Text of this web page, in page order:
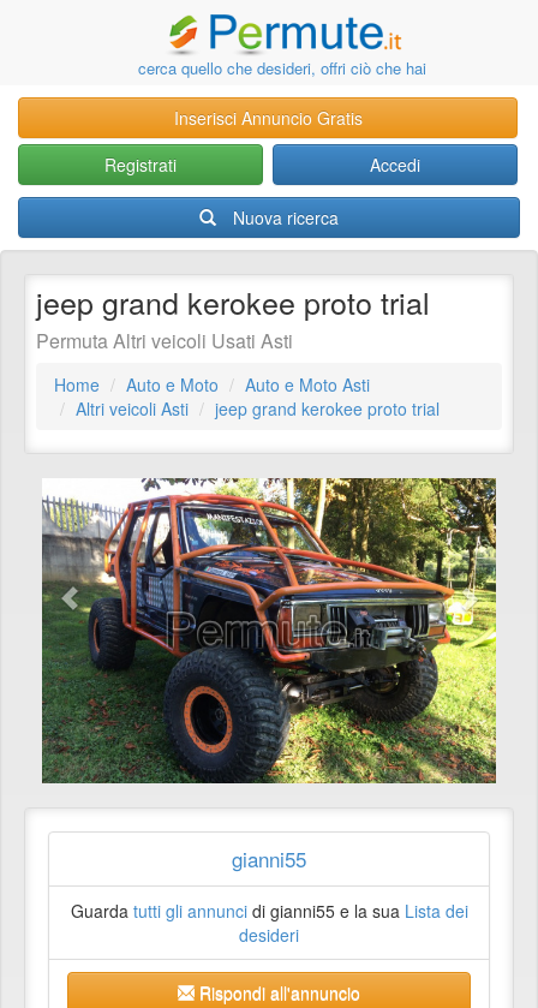
cerca quello che desideri, offri ciò che hai
Inserisci Annuncio Gratis
Registrati
Accedi
Nuova ricerca
jeep grand kerokee proto trial
Permuta Altri veicoli Usati Asti
Home Auto e Moto
Auto e Moto Asti
Altri veicoli Asti
jeep grand kerokee proto trial
gianni55
Guarda tutti gli annuncidi gianni55 e la sua Lista dei
desideri
Rispondi all'annuncio